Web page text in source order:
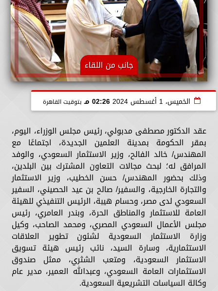
جانب من اللقاء
الخميس، 1 أغسطس 2024 02:26 مـ بتوقيت القاهرة
عقد الدكتور مصطفى مدبولي، رئيس مجلس الوزراء، اليوم،
بمقر الحكومة بمدينة العلمين الجديدة، اجتماعًا مع
المهندس/ خالد الفالح، وزير الاستثمار السعودي، والوفد
المرافق له؛ لبحث مجالات التعاون المشترك بين البلدين،
وذلك بحضور المهندس/ حسن الخطيب، وزير الاستثمار
والتجارة الخارجية، والسفير/ صالح بن عيد الحصيني، السفير
السعودي لدى مصر، وحسام هيبة، الرئيس التنفيذي للهيئة
العامة للاستثمار والمناطق الحرة، وبندر العامري، رئيس
مجلس الأعمال السعودي المصري، ومحمد الصاحب، وكيل
وزارة الاستثمار السعودية لشئون تطوير العلاقات
الاستثمارية، وسارة السيد، نائب رئيس هيئة تسويق
الاستثمار السعودية، ومتعب الشثري، ممثل صندوق
الاستثمارات العامة السعودي، وعبدالله العمير، مدير عام
وكالة السياسات التشريعية السعودية.